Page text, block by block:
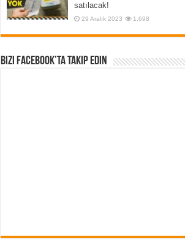
satılacak!
29 Aralık 2023 1,698
Bizi Facebook’ta Takip Edin